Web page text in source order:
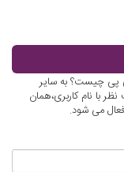
پی چیست؟ به سایر
با نام کاربری،همان
می شود.